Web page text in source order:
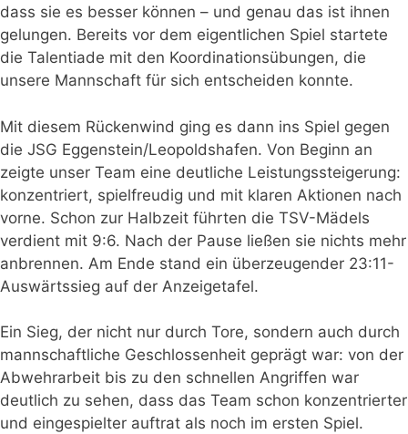
dass sie es besser können – und genau das ist ihnen
gelungen. Bereits vor dem eigentlichen Spiel startete
die Talentiade mit den Koordinationsübungen, die
unsere Mannschaft für sich entscheiden konnte.
Mit diesem Rückenwind ging es dann ins Spiel gegen
die JSG Eggenstein/Leopoldshafen. Von Beginn an
zeigte unser Team eine deutliche Leistungssteigerung:
konzentriert, spielfreudig und mit klaren Aktionen nach
vorne. Schon zur Halbzeit führten die TSV-Mädels
verdient mit 9:6. Nach der Pause ließen sie nichts mehr
anbrennen. Am Ende stand ein überzeugender 23:11-
Auswärtssieg auf der Anzeigetafel.
Ein Sieg, der nicht nur durch Tore, sondern auch durch
mannschaftliche Geschlossenheit geprägt war: von der
Abwehrarbeit bis zu den schnellen Angriffen war
deutlich zu sehen, dass das Team schon konzentrierter
und eingespielter auftrat als noch im ersten Spiel.